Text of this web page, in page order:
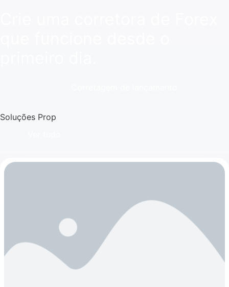
Soluções Prop